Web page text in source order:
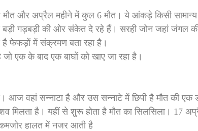
मौत और अप्रैल महीने में कुल 6 मौत। ये आंकड़े किसी
बड़ी गड़बड़ी की ओर संकेत दे रहे हैं। सरही जोन जहां जंगल
है फेफड़ों में संक्रमण बता रहा है।
एक के बाद एक बाघों को खाए जा रहा है।
आज वहां सन्नाटा है और उस सन्नाटे में छिपी है मौत की एक
मिलता है। यहीं से शुरू होता है मौत का सिलसिला। 17
हालत में नजर आती है